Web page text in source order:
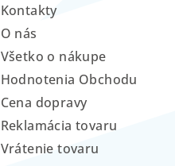
Kontakty
O nás
Všetko o nákupe
Hodnotenia Obchodu
Cena dopravy
Reklamácia tovaru
Vrátenie tovaru